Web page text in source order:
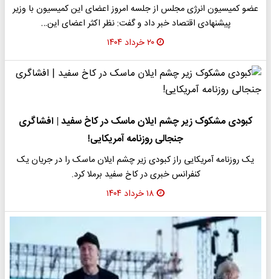
عضو کمیسیون انرژی مجلس از جلسه امروز اعضای این کمیسیون با وزیر
پیشنهادی اقتصاد خبر داد و گفت: نظر اکثر اعضای این…
۲۰ خرداد ۱۴۰۴
کبودی مشکوک زیر چشم ایلان ماسک در کاخ سفید | افشاگری
جنجالی روزنامه آمریکایی!
یک روزنامه آمریکایی راز کبودی زیر چشم ایلان ماسک را در جریان یک
کنفرانس خبری در کاخ سفید برملا کرد.
۱۸ خرداد ۱۴۰۴